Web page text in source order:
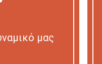
μας